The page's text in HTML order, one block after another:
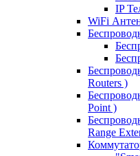
IP
WiFi
Routers )
Point )
Range